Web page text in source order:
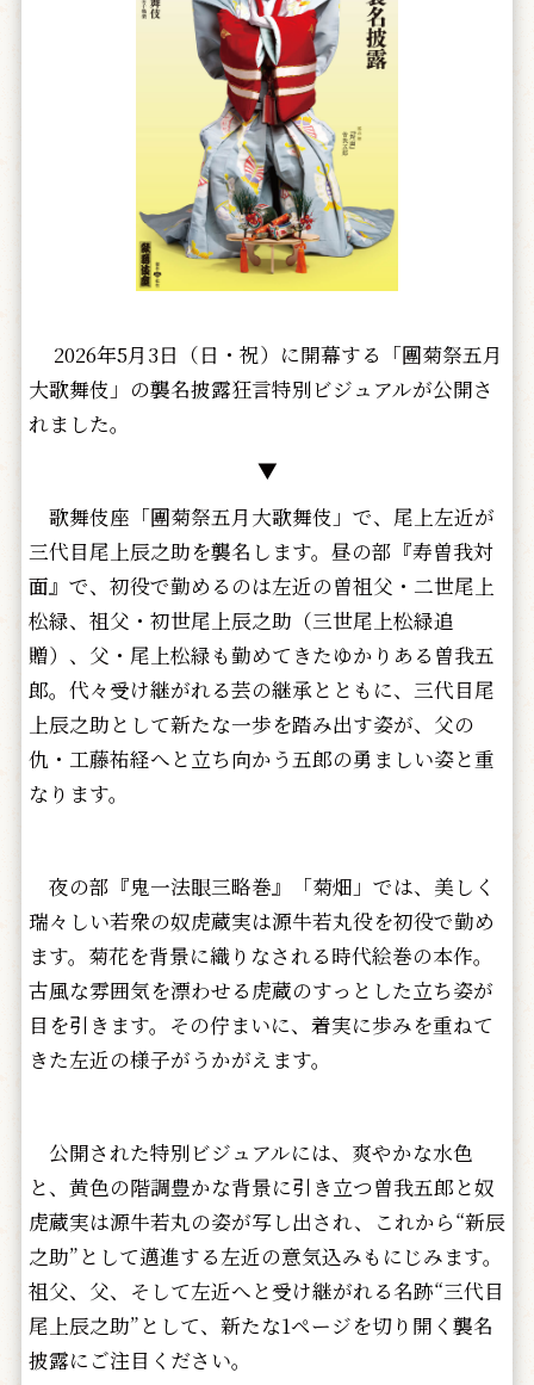
2026年5月3日（日・祝）に開幕する「團菊祭五月
大歌舞伎」の襲名披露狂言特別ビジュアルが公開さ
れました。
▼
歌舞伎座「團菊祭五月大歌舞伎」で、尾上左近が
三代目尾上辰之助を襲名します。昼の部『寿曽我対
面』で、初役で勤めるのは左近の曽祖父・二世尾上
松緑、祖父・初世尾上辰之助（三世尾上松緑追
贈）、父・尾上松緑も勤めてきたゆかりある曽我五
郎。代々受け継がれる芸の継承とともに、三代目尾
上辰之助として新たな一歩を踏み出す姿が、父の
仇・工藤祐経へと立ち向かう五郎の勇ましい姿と重
なります。
夜の部『鬼一法眼三略巻』「菊畑」では、美しく
瑞々しい若衆の奴虎蔵実は源牛若丸役を初役で勤め
ます。菊花を背景に織りなされる時代絵巻の本作。
古風な雰囲気を漂わせる虎蔵のすっとした立ち姿が
目を引きます。その佇まいに、着実に歩みを重ねて
きた左近の様子がうかがえます。
公開された特別ビジュアルには、爽やかな水色
と、黄色の階調豊かな背景に引き立つ曽我五郎と奴
虎蔵実は源牛若丸の姿が写し出され、これから“新辰
之助”として邁進する左近の意気込みもにじみます。
祖父、父、そして左近へと受け継がれる名跡“三代目
尾上辰之助”として、新たな1ページを切り開く襲名
披露にご注目ください。